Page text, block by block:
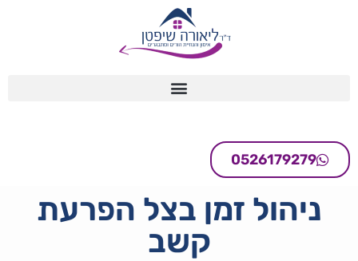
0526179279
ניהול זמן בצל הפרעת
קשב